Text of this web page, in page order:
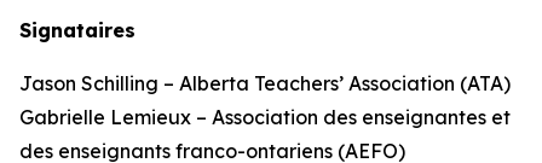
Signataires
Jason Schilling – Alberta Teachers’ Association (ATA)
Gabrielle Lemieux – Association des enseignantes et
des enseignants franco-ontariens (AEFO)